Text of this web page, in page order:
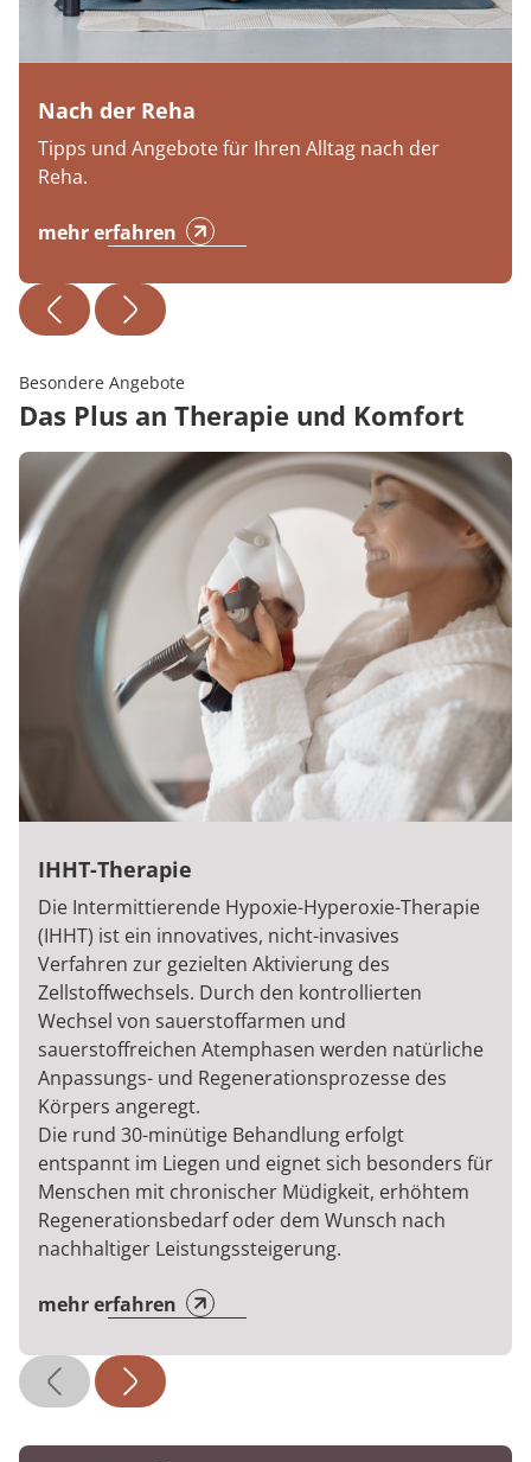
Nach der Reha
Tipps und Angebote für Ihren Alltag nach der
Reha.
mehr erfahren
Besondere Angebote
Das Plus an Therapie und Komfort
IHHT-Therapie
Die Intermittierende Hypoxie-Hyperoxie-Therapie
(IHHT) ist ein innovatives, nicht-invasives
Verfahren zur gezielten Aktivierung des
Zellstoffwechsels. Durch den kontrollierten
Wechsel von sauerstoffarmen und
sauerstoffreichen Atemphasen werden natürliche
Anpassungs- und Regenerationsprozesse des
Körpers angeregt.
Die rund 30-minütige Behandlung erfolgt
entspannt im Liegen und eignet sich besonders für
Menschen mit chronischer Müdigkeit, erhöhtem
Regenerationsbedarf oder dem Wunsch nach
nachhaltiger Leistungssteigerung.
mehr erfahren